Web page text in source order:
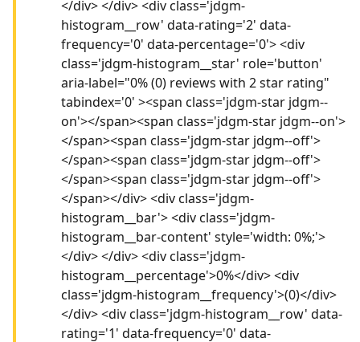
</div> </div> <div class='jdgm-
histogram__row' data-rating='2' data-
frequency='0' data-percentage='0'> <div
class='jdgm-histogram__star' role='button'
aria-label="0% (0) reviews with 2 star rating"
tabindex='0' ><span class='jdgm-star jdgm--
on'></span><span class='jdgm-star jdgm--on'>
</span><span class='jdgm-star jdgm--off'>
</span><span class='jdgm-star jdgm--off'>
</span><span class='jdgm-star jdgm--off'>
</span></div> <div class='jdgm-
histogram__bar'> <div class='jdgm-
histogram__bar-content' style='width: 0%;'>
</div> </div> <div class='jdgm-
histogram__percentage'>0%</div> <div
class='jdgm-histogram__frequency'>(0)</div>
</div> <div class='jdgm-histogram__row' data-
rating='1' data-frequency='0' data-